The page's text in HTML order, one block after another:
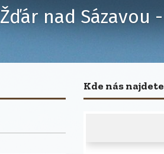
Žďár nad Sázavou -
Kde nás najdete